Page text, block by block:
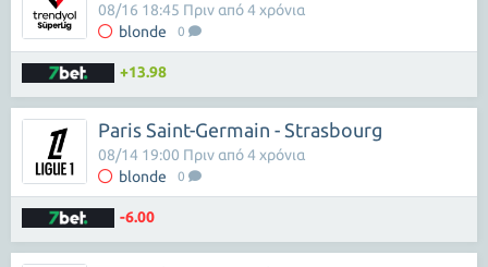
blonde 0
08/16 18:45 Πριν από 4 χρόνια
+13.98
Paris Saint-Germain - Strasbourg
blonde 0
08/14 19:00 Πριν από 4 χρόνια
-6.00